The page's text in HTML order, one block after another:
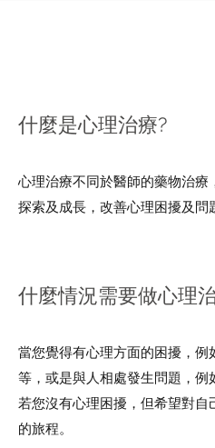
​​什麼是心理治療?
心理治療不同於醫師的藥物治
探索及成長，改善心理困擾及問
什麼情況需要做心理
當您覺得有心理方面的困擾，
等，或是與人相處發生問題，
若您沒有心理困擾，但希望對
的旅程。